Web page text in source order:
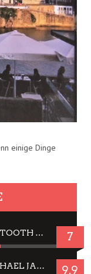
einige Dinge
JBL TUNE 720BT: OVER EAR BLUETOOTH KOPFHÖRER UM DIE 50,-€ IM DAUER-TEST 7
WEGEN DES ERFOLGES – MJ: MICHAEL JACKSON MUSICAL IN EINER MATINEE SEHEN 9.9